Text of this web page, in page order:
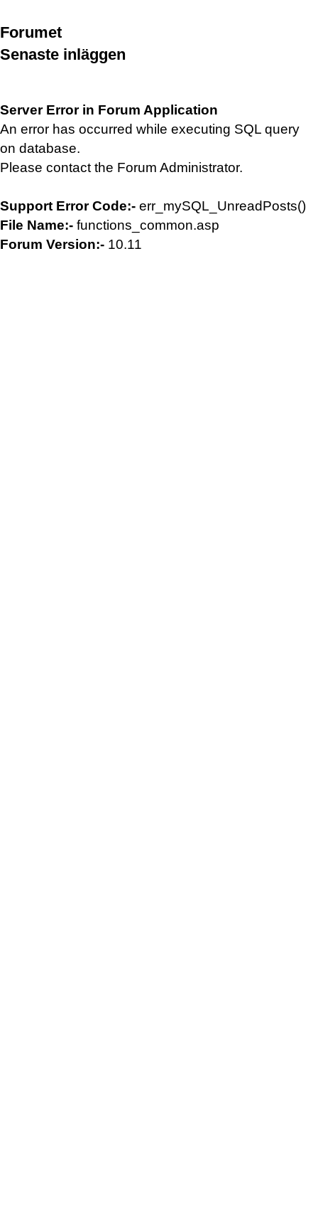
Forumet
Senaste inläggen
Server Error in Forum Application
An error has occurred while executing SQL query
on database.
Please contact the Forum Administrator.
Support Error Code:- err_mySQL_UnreadPosts()
File Name:- functions_common.asp
Forum Version:- 10.11